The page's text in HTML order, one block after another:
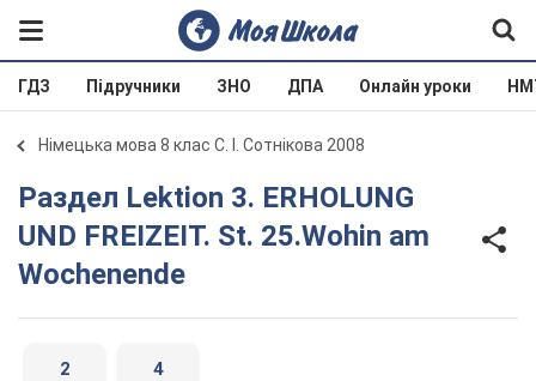
ГДЗ Підручники ЗНО ДПА Онлайн уроки
Німецька мова 8 клас С. І. Сотнікова 2008
Раздел Lektion 3. ERHOLUNG
UND FREIZEIT. St. 25.Wohin am
Wochenende
2 4